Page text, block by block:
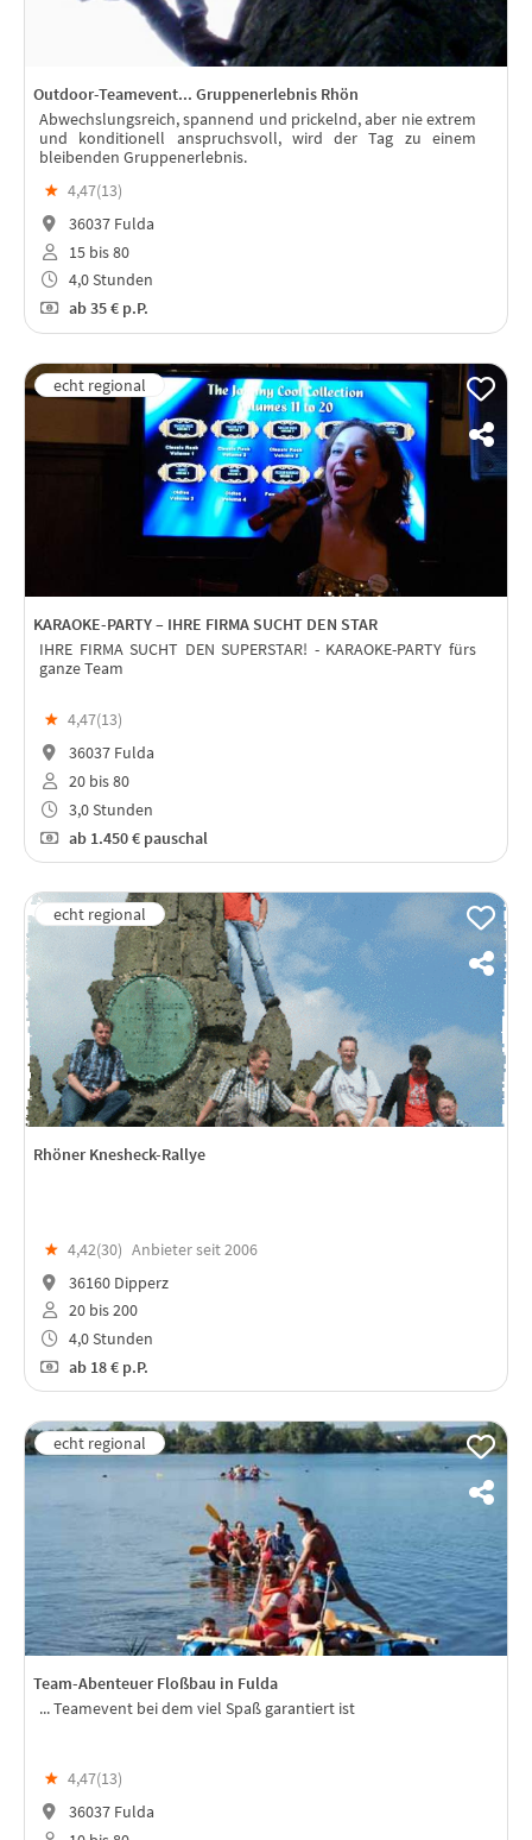
Outdoor-Teamevent... Gruppenerlebnis Rhön
Abwechslungsreich, spannend und prickelnd, aber nie extrem
und konditionell anspruchsvoll, wird der Tag zu einem
bleibenden Gruppenerlebnis.
★ 4,47(13)
36037 Fulda
15 bis 80
4,0 Stunden
ab35 € p.P.
KARAOKE-PARTY – IHRE FIRMA SUCHT DEN STAR
IHRE FIRMA SUCHT DEN SUPERSTAR! - KARAOKE-PARTY fürs
ganze Team
★ 4,47(13)
36037 Fulda
20 bis 80
3,0 Stunden
ab1.450 € pauschal
Rhöner Knesheck-Rallye
★ 4,42(30) Anbieter seit 2006
36160 Dipperz
20 bis 200
4,0 Stunden
ab18 € p.P.
Team-Abenteuer Floßbau in Fulda
... Teamevent bei dem viel Spaß garantiert ist
★ 4,47(13)
36037 Fulda